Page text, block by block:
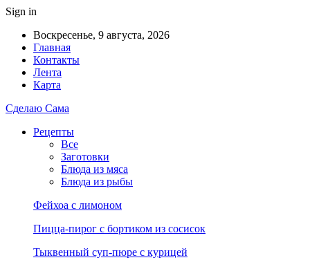
Sign in
Воскресенье, 9 августа, 2026
Главная
Контакты
Лента
Карта
Сделаю Сама
Рецепты
Все
Заготовки
Блюда из мяса
Блюда из рыбы
Фейхоа с лимоном
Пицца-пирог с бортиком из сосисок
Тыквенный суп-пюре с курицей